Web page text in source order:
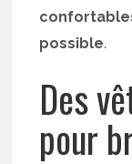
possible.
Des
pour